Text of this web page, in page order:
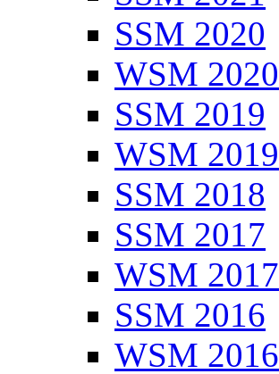
SSM 2020
WSM 2020
SSM 2019
WSM 2019
SSM 2018
SSM 2017
WSM 2017
SSM 2016
WSM 2016